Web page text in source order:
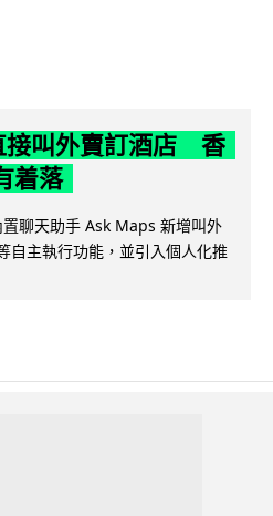
接叫外賣訂酒店 香
着落
聊天助手 Ask Maps 新增叫外
自主執行功能，並引入個人化推